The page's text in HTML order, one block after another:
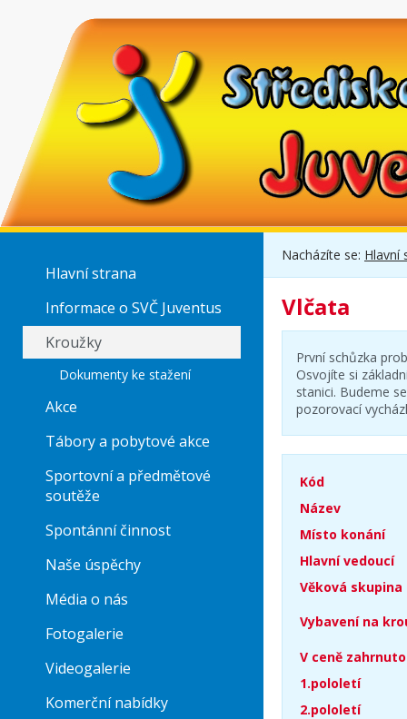
Hlavní strana
Informace o SVČ Juventus
Kroužky
Dokumenty ke stažení
Akce
Tábory a pobytové akce
Sportovní a předmětové
soutěže
Spontánní činnost
Naše úspěchy
Média o nás
Fotogalerie
Videogalerie
Komerční nabídky
Nacházíte se: Hlavní
Vlčata
První schůzka
Osvojíte si
stanici. Budeme
pozorovací
Kód
Název
Místo konání
Hlavní vedoucí
Věková skupina
Vybavení na
V ceně zahrnuto
1.pololetí
2.pololetí